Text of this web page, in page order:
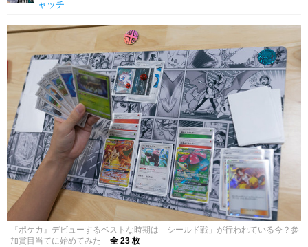
ャッチ
『ポケカ』デビューするベストな時期は「シールド戦」が行われている今？参
加賞目当てに始めてみた
全 23 枚